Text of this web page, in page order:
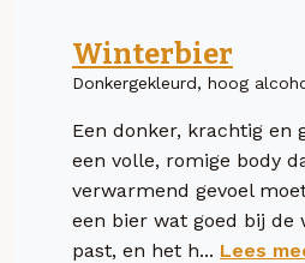
Winterbier
Donkergekleurd, hoog
Een donker, krachtig en
een volle, romige body
verwarmend gevoel
een bier wat goed bij de
past, en het h... Lees